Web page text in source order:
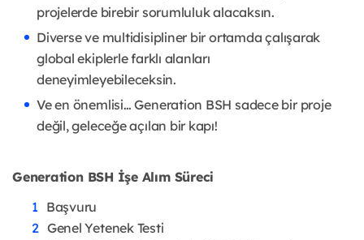
projelerde birebir sorumluluk alacaksın.
Diverse ve multidisipliner bir ortamda çalışarak
global ekiplerle farklı alanları
deneyimleyebileceksin.
Ve en önemlisi… Generation BSH sadece bir proje
değil, geleceğe açılan bir kapı!
Generation BSH İşe Alım Süreci
Başvuru
Genel Yetenek Testi